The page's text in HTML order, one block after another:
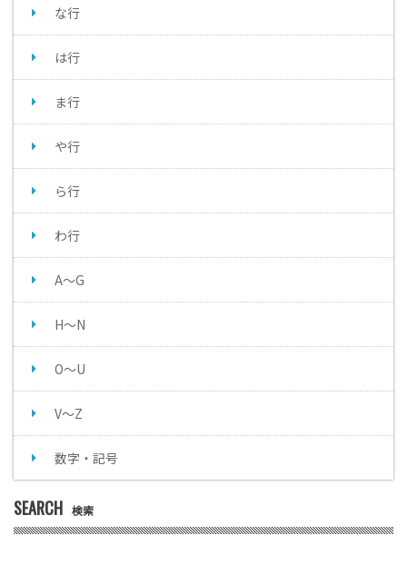
な行
は行
ま行
や行
ら行
わ行
A～G
H～N
O～U
V～Z
数字・記号
SEARCH 検索